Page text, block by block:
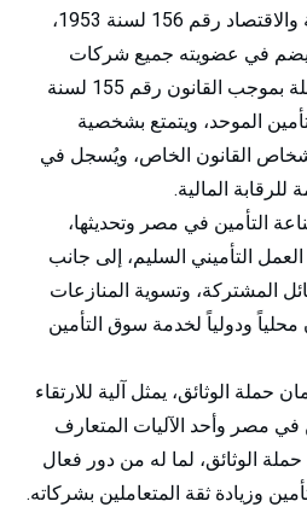
1953 بقرار من وزير المالية والاقتصاد رقم 156 لسنة 1953،
يضم في عضويته جميع شركات
التأمين وإعادة التأمين العاملة بموجب القانون رقم 155 لسنة
الموحد، ويتمتع بشخصية
القانون الخاص، ويُسجل في
المالية.
التأمين في مصر وتحديثها،
التأميني السليم، إلى جانب
المشتركة، وتسوية المنازعات
محلياً ودولياً لخدمة سوق التأمين
الوثائق، يمثل آلية للارتقاء
في مصر وأحد الآليات المتعارف
الوثائق، لما له من دور فعال
وزيادة ثقة المتعاملين بشركاته.